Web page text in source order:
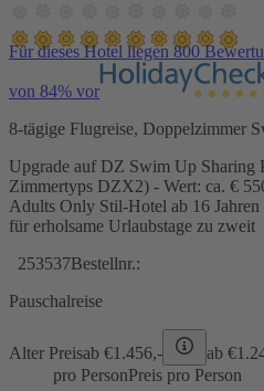
Für dieses Hotel liegen 800
von 84% vor
8-tägige Flugreise, Doppelzimmer
Upgrade auf DZ Swim Up Sharing
Zimmertyps DZX2) - Wert: ca. €
Adults Only Stil-Hotel ab 16
für erholsame Urlaubstage zu zweit
253537Bestellnr.:
Pauschalreise
Alter Preisab €1.456,- ab €
pro PersonPreis pro Person